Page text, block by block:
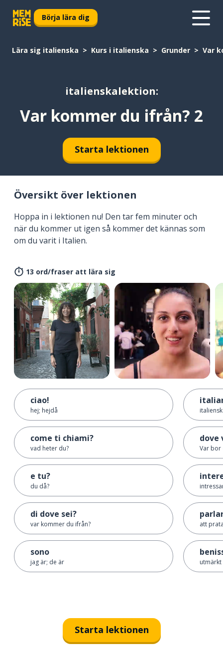
Börja lära dig
Lära sig italienska Kurs i italienska Grunder Var
italienskalektion:
Var kommer du ifrån? 2
Starta lektionen
Översikt över lektionen
Hoppa in i lektionen nu! Den tar fem minuter och
när du kommer ut igen så kommer det kännas som
om du varit i Italien.
13 ord/fraser att lära sig
ciao!
hej; hejdå
come ti chiami?
vad heter du?
e tu?
du då?
di dove sei?
var kommer du ifrån?
sono
jag är; de är
dove
Var bor
att
utmärkt
Starta lektionen